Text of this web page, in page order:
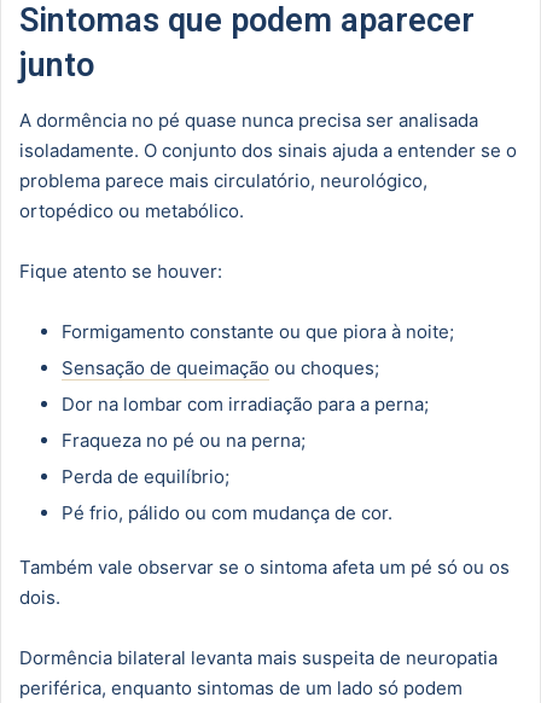
Sintomas que podem aparecer
junto
A dormência no pé quase nunca precisa ser analisada
isoladamente. O conjunto dos sinais ajuda a entender se o
problema parece mais circulatório, neurológico,
ortopédico ou metabólico.
Fique atento se houver:
Formigamento constante ou que piora à noite;
Sensação de queimação ou choques;
Dor na lombar com irradiação para a perna;
Fraqueza no pé ou na perna;
Perda de equilíbrio;
Pé frio, pálido ou com mudança de cor.
Também vale observar se o sintoma afeta um pé só ou os
dois.
Dormência bilateral levanta mais suspeita de neuropatia
periférica, enquanto sintomas de um lado só podem